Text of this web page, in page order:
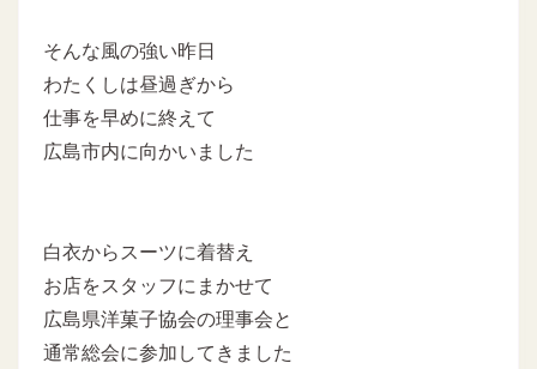
そんな風の強い昨日
わたくしは昼過ぎから
仕事を早めに終えて
広島市内に向かいました
白衣からスーツに着替え
お店をスタッフにまかせて
広島県洋菓子協会の理事会と
通常総会に参加してきました